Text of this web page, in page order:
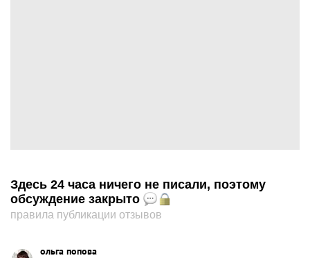
Здесь 24 часа ничего не писали, поэтому
обсуждение закрыто
правила публикации отзывов
ольга попова